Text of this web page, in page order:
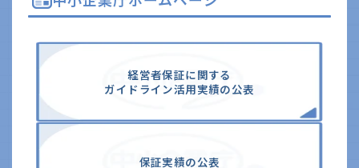
経営者保証に関する
ガイドライン活⽤実績の公表
保証実績の公表